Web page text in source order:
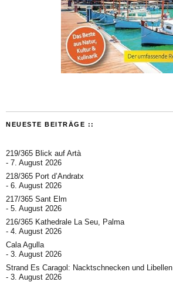
NEUESTE BEITRÄGE ::
219/365 Blick auf Artà
7. August 2026
218/365 Port d’Andratx
6. August 2026
217/365 Sant Elm
5. August 2026
216/365 Kathedrale La Seu, Palma
4. August 2026
Cala Agulla
3. August 2026
Strand Es Caragol: Nacktschnecken und Libellen
3. August 2026